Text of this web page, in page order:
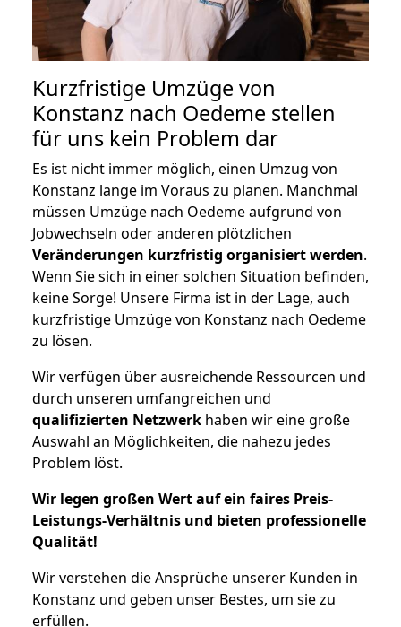
Kurzfristige Umzüge von
Konstanz nach Oedeme stellen
für uns kein Problem dar
Es ist nicht immer möglich, einen Umzug von
Konstanz lange im Voraus zu planen. Manchmal
müssen Umzüge nach Oedeme aufgrund von
Jobwechseln oder anderen plötzlichen
Veränderungen kurzfristig organisiert werden.
Wenn Sie sich in einer solchen Situation befinden,
keine Sorge! Unsere Firma ist in der Lage, auch
kurzfristige Umzüge von Konstanz nach Oedeme
zu lösen.
Wir verfügen über ausreichende Ressourcen und
durch unseren umfangreichen und
qualifizierten Netzwerk haben wir eine große
Auswahl an Möglichkeiten, die nahezu jedes
Problem löst.
Wir legen großen Wert auf ein faires Preis-
Leistungs-Verhältnis und bieten professionelle
Qualität!
Wir verstehen die Ansprüche unserer Kunden in
Konstanz und geben unser Bestes, um sie zu
erfüllen.